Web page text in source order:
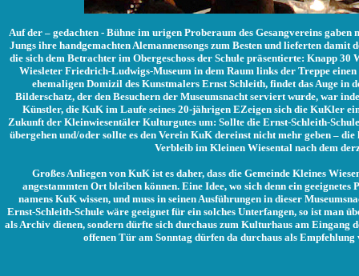
Auf der – gedachten - Bühne im urigen Proberaum des Gesangvereins
Jungs ihre handgemachten Alemannensongs zum Besten und lieferten
die sich dem Betrachter im Obergeschoss der Schule präsentierte: Knapp
Wiesleter Friedrich-Ludwigs-Museum in dem Raum links der Treppe
ehemaligen Domizil des Kunstmalers Ernst Schleith, findet das Auge
Bilderschatz, der den Besuchern der Museumsnacht serviert wurde, war
Künstler, die KuK im Laufe seines 20-jährigen EZeigen sich die KuKler
Zukunft der Kleinwiesentäler Kulturgutes um: Sollte die Ernst-Schleith-
übergehen und/oder sollte es den Verein KuK dereinst nicht mehr geben –
Verbleib im Kleinen Wiesental nach dem
Großes Anliegen von KuK ist es daher, dass die Gemeinde Kleines
angestammten Ort bleiben können. Eine Idee, wo sich denn ein
namens KuK wissen, und muss in seinen Ausführungen in dieser
Ernst-Schleith-Schule wäre geeignet für ein solches Unterfangen, so ist man
als Archiv dienen, sondern dürfte sich durchaus zum Kulturhaus am Eingang
offenen Tür am Sonntag dürfen da durchaus als